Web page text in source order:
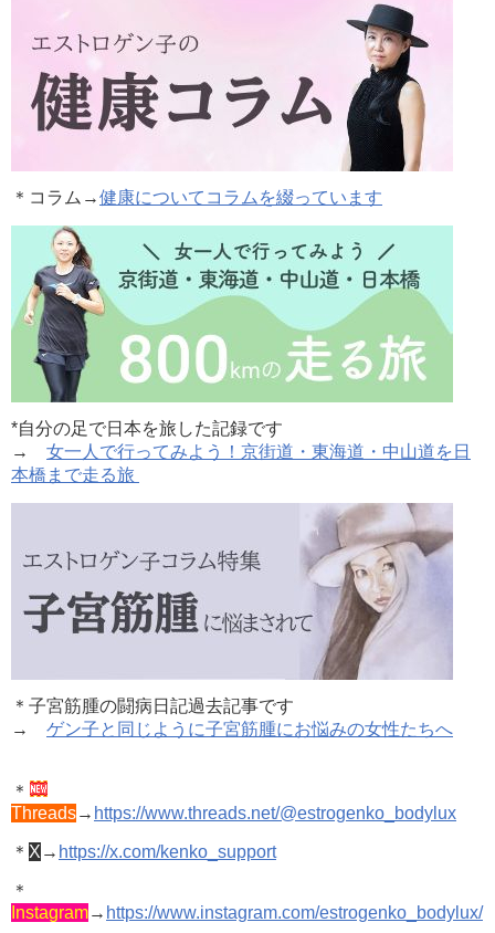
＊コラム →健康についてコラムを綴っています
*自分の足で日本を旅した記録です
→ 女一人で行ってみよう！京街道・東海道・中山道を日
本橋まで走る旅
＊子宮筋腫の闘病日記過去記事です
→ ゲン子と同じように子宮筋腫にお悩みの女性たちへ
＊
Threads→ https://www.threads.net/@estrogenko_bodylux
＊ X → https://x.com/kenko_support
＊
Instagram→ https://www.instagram.com/estrogenko_bodylux/